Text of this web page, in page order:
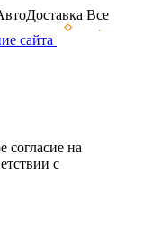
Все
сайта
на
с